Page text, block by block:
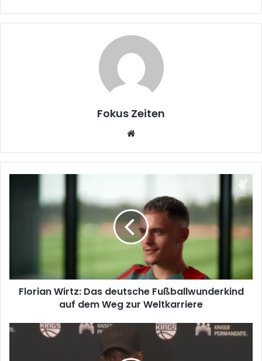
Fokus Zeiten
Website
Florian Wirtz: Das deutsche Fußballwunderkind
auf dem Weg zur Weltkarriere